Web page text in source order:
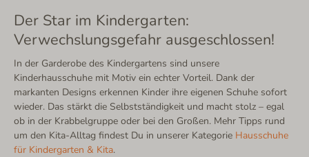
Der Star im Kindergarten:
Verwechslungsgefahr ausgeschlossen!
In der Garderobe des Kindergartens sind unsere
Kinderhausschuhe mit Motiv ein echter Vorteil. Dank der
markanten Designs erkennen Kinder ihre eigenen Schuhe sofort
wieder. Das stärkt die Selbstständigkeit und macht stolz – egal
ob in der Krabbelgruppe oder bei den Großen. Mehr Tipps rund
um den Kita-Alltag findest Du in unserer Kategorie Hausschuhe
für Kindergarten & Kita.